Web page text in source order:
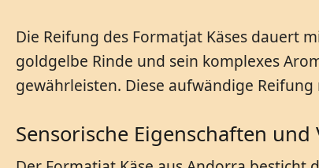
Die Reifung des Formatjat Käses dauert
goldgelbe Rinde und sein komplexes
gewährleisten. Diese aufwändige
Sensorische Eigenschaften